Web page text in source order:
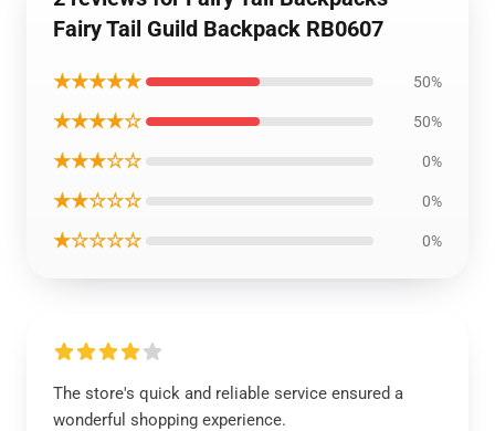
Fairy Tail Guild Backpack RB0607
★★★★★ 50%
★★★★☆ 50%
★★★☆☆ 0%
★★☆☆☆ 0%
★☆☆☆☆ 0%
The store's quick and reliable service ensured a
wonderful shopping experience.